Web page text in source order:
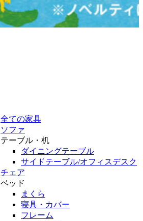
全ての家具
ソファ
テーブル・机
ダイニングテーブル
サイドテーブル/オフィスデスク
チェア
ベッド
まくら
寝具・カバー
フレーム